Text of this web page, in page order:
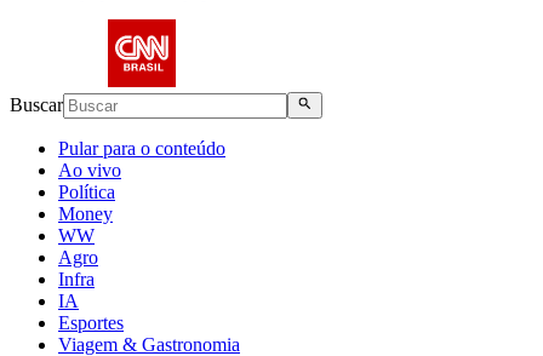
Buscar
Pular para o conteúdo
Ao vivo
Política
Money
WW
Agro
Infra
IA
Esportes
Viagem & Gastronomia